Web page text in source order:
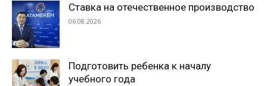
Ставка на отечественное производство
06.08.2026
Подготовить ребенка к началу
учебного года